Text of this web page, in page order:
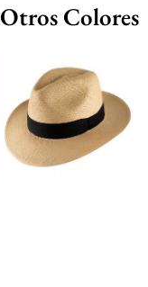
Otros Colores